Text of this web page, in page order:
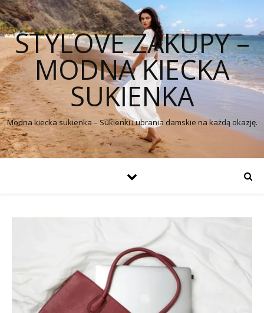
STYLOVE ZAKUPY –
MODNA KIECKA
SUKIENKA
Modna kiecka sukienka – Sukienki i ubrania damskie na każdą okazję.